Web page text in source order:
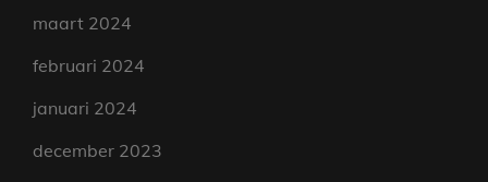
maart 2024
februari 2024
januari 2024
december 2023